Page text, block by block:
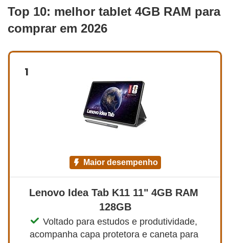
Top 10: melhor tablet 4GB RAM para
comprar em 2026
1
maior desempenho
Lenovo Idea Tab K11 11" 4GB RAM
128GB
Voltado para estudos e produtividade,
acompanha capa protetora e caneta para